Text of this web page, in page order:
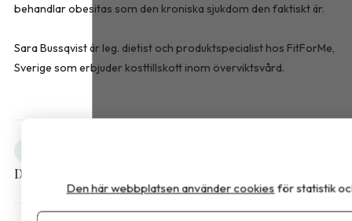
behandlar obesitas som den kroniska sjukdom den faktiskt är.
Sara Bussqvist är leg. dietist och produktspecialist hos FitForMe,
Sverige som erbjuder kosttillskott inom överviktsvård.
Dela artikeln
Den här webbplatsen använder cookies för statistik